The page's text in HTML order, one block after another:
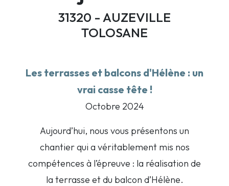
31320 - AUZEVILLE
TOLOSANE
Les terrasses et balcons d'Hélène : un
vrai casse tête !
Octobre 2024
Aujourd’hui, nous vous présentons un
chantier qui a véritablement mis nos
compétences à l’épreuve : la réalisation de
la terrasse et du balcon d’Hélène.